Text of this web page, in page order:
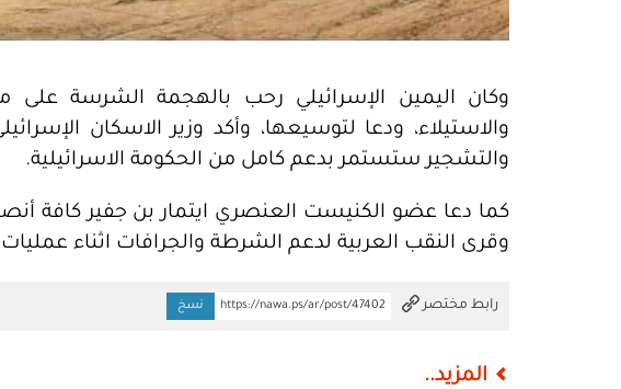
وكان اليمين الإسرائيلي رحب بالهجمة الشرسة على
والاستيلاء، ودعا لتوسيعها، وأكد وزير الاسكان
والتشجير ستستمر بدعم كامل من الحكومة الاسرائيلية.
كما دعا عضو الكنيست العنصري ايتمار بن جفير كافة
وقرى النقب العربية لدعم الشرطة والجرافات اثناء
رابط مختصر https://nawa.ps/ar/post/47402
تم النسخ نسخ
المزيد..